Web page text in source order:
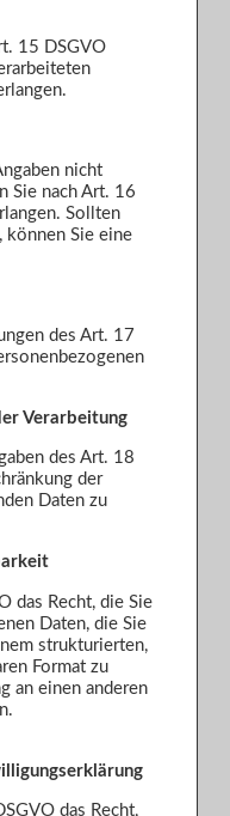
15 DSGVO
nicht
Sie nach Art. 16
Sollten
können Sie eine
des Art. 17
Verarbeitung
des Art. 18
der
Daten zu
das Recht, die Sie
Daten, die Sie
strukturierten,
Format zu
an einen anderen
das Recht,